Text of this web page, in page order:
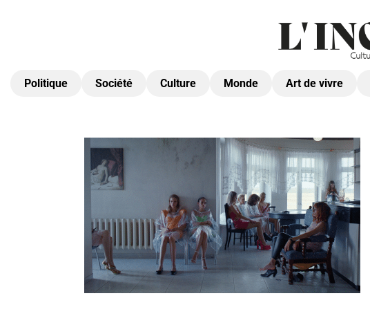
Politique Société Culture Monde Art de vivre